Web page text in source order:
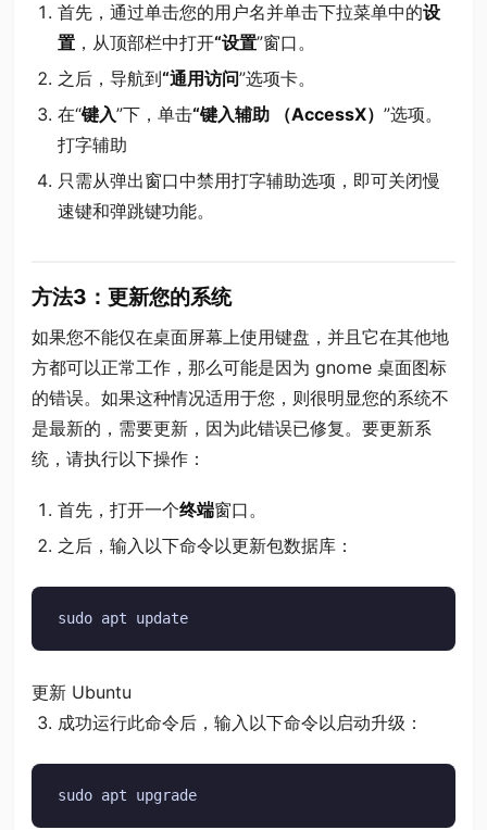
首先，通过单击您的用户名并单击下拉菜单中的设
置，从顶部栏中打开“设置”窗口。
之后，导航到“通用访问”选项卡。
在“键入”下，单击“键入辅助 （AccessX） ”选项。
打字辅助
只需从弹出窗口中禁用打字辅助选项，即可关闭慢
速键和弹跳键功能。
方法3：更新您的系统
如果您不能仅在桌面屏幕上使用键盘，并且它在其他地
方都可以正常工作，那么可能是因为 gnome 桌面图标
的错误。如果这种情况适用于您，则很明显您的系统不
是最新的，需要更新，因为此错误已修复。要更新系
统，请执行以下操作：
首先，打开一个终端窗口。
之后，输入以下命令以更新包数据库：
sudo apt update
更新 Ubuntu
成功运行此命令后，输入以下命令以启动升级：
sudo apt upgrade